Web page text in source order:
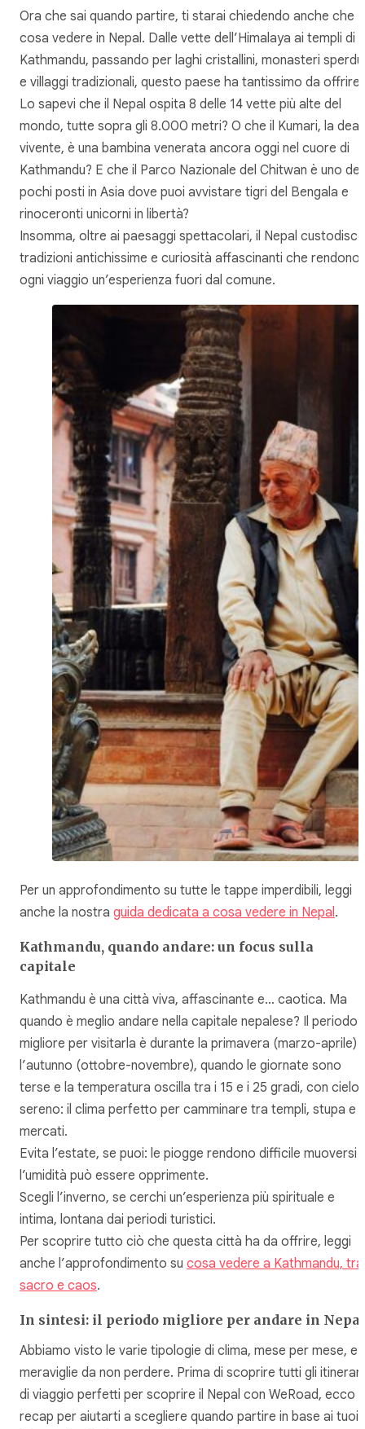
Ora che sai quando partire, ti starai chiedendo anche che
cosa vedere in Nepal. Dalle vette dell’Himalaya ai templi di
Kathmandu, passando per laghi cristallini, monasteri
e villaggi tradizionali, questo paese ha tantissimo da
Lo sapevi che il Nepal ospita 8 delle 14 vette più alte del
mondo, tutte sopra gli 8.000 metri? O che il Kumari, la dea
vivente, è una bambina venerata ancora oggi nel cuore di
Kathmandu? E che il Parco Nazionale del Chitwan è uno dei
pochi posti in Asia dove puoi avvistare tigri del Bengala e
rinoceronti unicorni in libertà?
Insomma, oltre ai paesaggi spettacolari, il Nepal custodisce
tradizioni antichissime e curiosità affascinanti che rendono
ogni viaggio un’esperienza fuori dal comune.
Per un approfondimento su tutte le tappe imperdibili, leggi
anche la nostra guida dedicata a cosa vedere in Nepal .
Kathmandu, quando andare: un focus sulla
capitale
Kathmandu è una città viva, affascinante e… caotica. Ma
quando è meglio andare nella capitale nepalese? Il periodo
migliore per visitarla è durante la primavera (marzo-aprile)
l’autunno (ottobre-novembre), quando le giornate sono
terse e la temperatura oscilla tra i 15 e i 25 gradi, con cielo
sereno: il clima perfetto per camminare tra templi, stupa e
mercati.
Evita l’estate, se puoi: le piogge rendono difficile muoversi
l’umidità può essere opprimente.
Scegli l’inverno, se cerchi un’esperienza più spirituale e
intima, lontana dai periodi turistici.
Per scoprire tutto ciò che questa città ha da offrire, leggi
anche l’approfondimento su cosa vedere a Kathmandu, tra
sacro e caos.
In sintesi: il periodo migliore per andare in Nepal
Abbiamo visto le varie tipologie di clima, mese per mese, e
meraviglie da non perdere. Prima di scoprire tutti gli itinerari
di viaggio perfetti per scoprire il Nepal con WeRoad, ecco
recap per aiutarti a scegliere quando partire in base ai tuoi